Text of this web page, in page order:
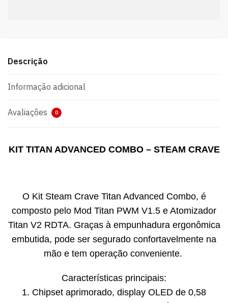
Descrição
Informação adicional
Avaliações 0
KIT TITAN ADVANCED COMBO – STEAM CRAVE
O Kit Steam Crave Titan Advanced Combo, é
composto pelo Mod Titan PWM V1.5 e Atomizador
Titan V2 RDTA. Graças à empunhadura ergonômica
embutida, pode ser segurado confortavelmente na
mão e tem operação conveniente.
Características principais:
1. Chipset aprimorado, display OLED de 0,58